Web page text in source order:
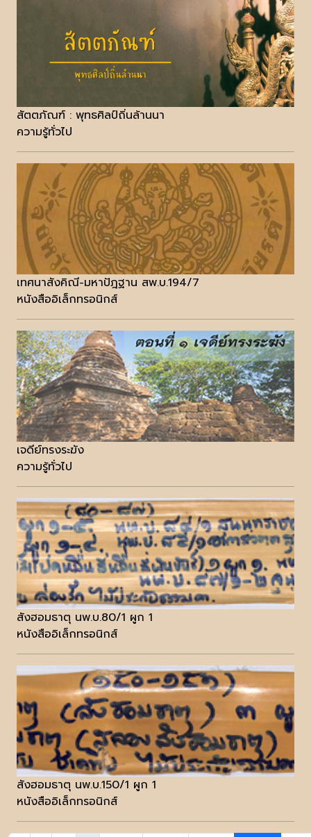
สัตตภัณฑ์ : พุทธศิลป์ถิ่นล้านนา
ความรู้ทั่วไป
เทศนาสังคิณี-มหาปัฎฐาน สพ.บ.194/7
หนังสืออิเล็กทรอนิกส์
เจดีย์ทรงระฆัง
ความรู้ทั่วไป
สังฮอมธาตุ นพ.บ.80/1 ผูก 1
หนังสืออิเล็กทรอนิกส์
สังฮอมธาตุ นพ.บ.150/1 ผูก 1
หนังสืออิเล็กทรอนิกส์